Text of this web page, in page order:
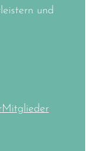
und
Mitglieder